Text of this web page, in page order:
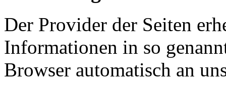
Der Provider der Seiten
Informationen in so
Browser automatisch an